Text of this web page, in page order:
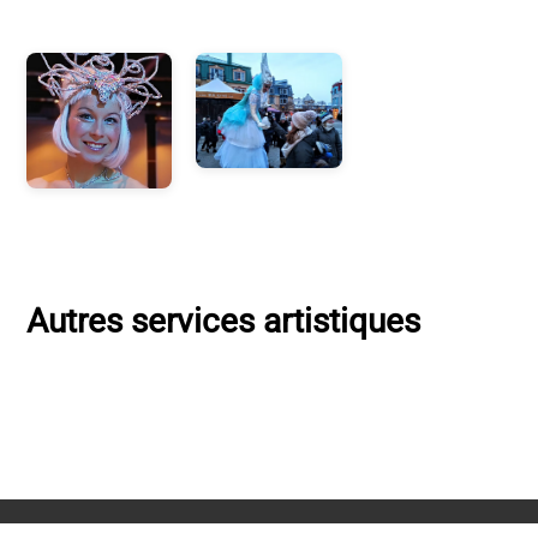
Autres services artistiques